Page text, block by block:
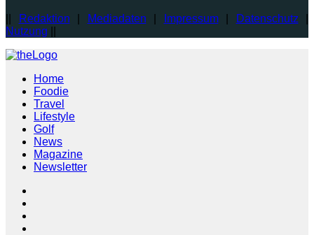
Redaktion Mediadaten Impressum| Datenschutz
Nutzung
Home
Foodie
Travel
Lifestyle
Golf
News
Magazine
Newsletter